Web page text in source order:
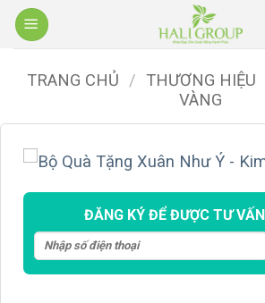
Bỏ
qua
dung
TRANG CHỦ / THƯƠNG HIỆU
VÀNG
ĐĂNG KÝ ĐỂ ĐƯỢC TƯ